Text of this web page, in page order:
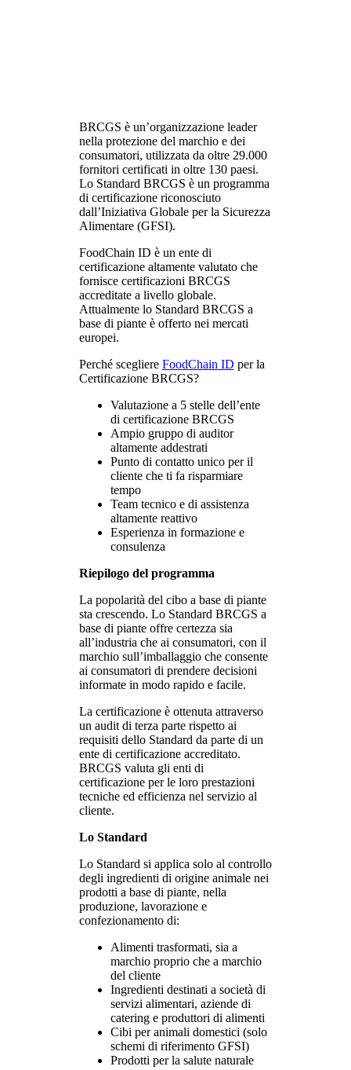
BRCGS è un’organizzazione leader
nella protezione del marchio e dei
consumatori, utilizzata da oltre 29.000
fornitori certificati in oltre 130 paesi.
Lo Standard BRCGS è un programma
di certificazione riconosciuto
dall’Iniziativa Globale per la Sicurezza
Alimentare (GFSI).
FoodChain ID è un ente di
certificazione altamente valutato che
fornisce certificazioni BRCGS
accreditate a livello globale.
Attualmente lo Standard BRCGS a
base di piante è offerto nei mercati
europei.
Perché scegliere FoodChain ID per la
Certificazione BRCGS?
Valutazione a 5 stelle dell’ente
di certificazione BRCGS
Ampio gruppo di auditor
altamente addestrati
Punto di contatto unico per il
cliente che ti fa risparmiare
tempo
Team tecnico e di assistenza
altamente reattivo
Esperienza in formazione e
consulenza
Riepilogo del programma
La popolarità del cibo a base di piante
sta crescendo. Lo Standard BRCGS a
base di piante offre certezza sia
all’industria che ai consumatori, con il
marchio sull’imballaggio che consente
ai consumatori di prendere decisioni
informate in modo rapido e facile.
La certificazione è ottenuta attraverso
un audit di terza parte rispetto ai
requisiti dello Standard da parte di un
ente di certificazione accreditato.
BRCGS valuta gli enti di
certificazione per le loro prestazioni
tecniche ed efficienza nel servizio al
cliente.
Lo Standard
Lo Standard si applica solo al controllo
degli ingredienti di origine animale nei
prodotti a base di piante, nella
produzione, lavorazione e
confezionamento di:
Alimenti trasformati, sia a
marchio proprio che a marchio
del cliente
Ingredienti destinati a società di
servizi alimentari, aziende di
catering e produttori di alimenti
Cibi per animali domestici (solo
schemi di riferimento GFSI)
Prodotti per la salute naturale